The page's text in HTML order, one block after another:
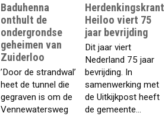
Baduhenna
onthult de
ondergrondse
geheimen van
Zuiderloo
’Door de strandwal’
heet de tunnel die
gegraven is om de
Vennewatersweg
Heiloo viert 75
jaar bevrijding
Dit jaar viert
Nederland 75 jaar
bevrijding. In
samenwerking met
de Uitkijkpost heeft
de gemeente...